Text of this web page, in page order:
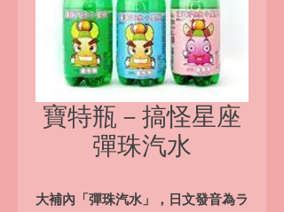
寶特瓶－搞怪星座
彈珠汽水
大補內「彈珠汽水」，日文發音為ラ